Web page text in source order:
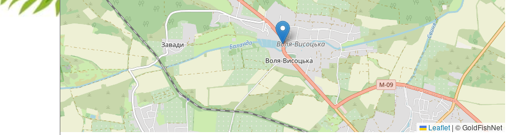
Leaflet | © GoldFishNet